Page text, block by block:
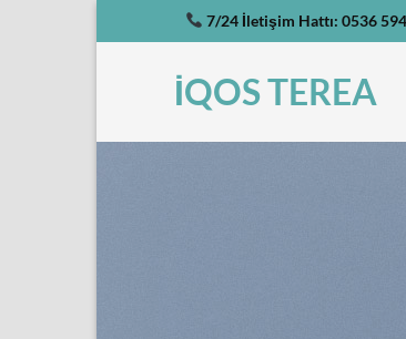
atla
7/24 İletişim Hattı: 0536
İQOS TEREA